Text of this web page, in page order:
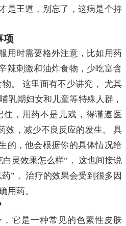
是王道，别忘了，这病是个持
项
用时需要格外注意，比如用药
辣刺激和油炸食物，少吃富含
。 这里面有不少讲究， 尤其
乳期妇女和儿童等特殊人群，
，用药不是儿戏，得谨遵医
效，减少不良反应的发生。 具
的，他会根据你的具体情况给
灵效果怎么样”， 这也间接说
”， 治疗的效果会受到很多因
用药。
它是一种常见的色素性皮肤